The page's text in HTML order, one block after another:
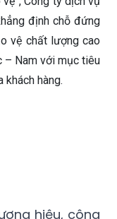
tin được bảo vệ
tiên phong – Dịch
Công ty dịch vụ
định chỗ đứng
vệ chất lượng cao
hàng.